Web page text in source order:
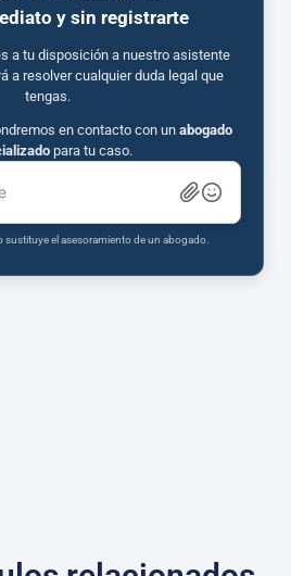
y sin registrarte
a tu disposición a nuestro asistente
a resolver cualquier duda legal que
tengas.
en contacto con un abogado
para tu caso.
sustituye el asesoramiento de un abogado.